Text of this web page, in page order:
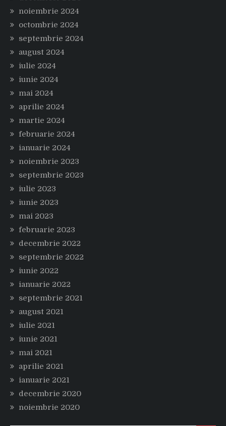
noiembrie 2024
octombrie 2024
septembrie 2024
august 2024
iulie 2024
iunie 2024
mai 2024
aprilie 2024
martie 2024
februarie 2024
ianuarie 2024
noiembrie 2023
septembrie 2023
iulie 2023
iunie 2023
mai 2023
februarie 2023
decembrie 2022
septembrie 2022
iunie 2022
ianuarie 2022
septembrie 2021
august 2021
iulie 2021
iunie 2021
mai 2021
aprilie 2021
ianuarie 2021
decembrie 2020
noiembrie 2020